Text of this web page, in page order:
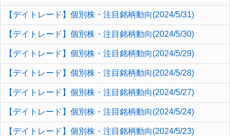
【デイトレード】個別株・注目銘柄動向(2024/5/31)
【デイトレード】個別株・注目銘柄動向(2024/5/30)
【デイトレード】個別株・注目銘柄動向(2024/5/29)
【デイトレード】個別株・注目銘柄動向(2024/5/28)
【デイトレード】個別株・注目銘柄動向(2024/5/27)
【デイトレード】個別株・注目銘柄動向(2024/5/24)
【デイトレード】個別株・注目銘柄動向(2024/5/23)